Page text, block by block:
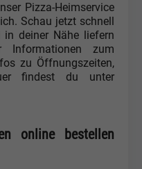
Pizza-Heimservice
Schau jetzt schnell
deiner Nähe liefern
zum
zu Öffnungszeiten,
findest du unter
online bestellen